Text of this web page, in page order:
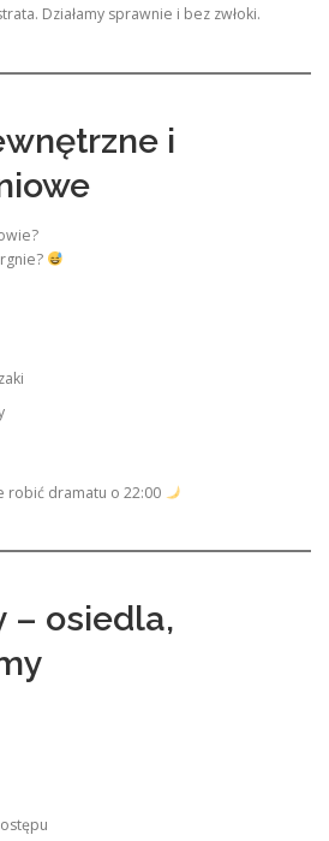
Działamy sprawnie i bez zwłoki.
i
robić dramatu o 22:00
– osiedla,